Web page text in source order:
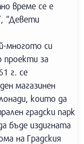
време се е
“Девети
многото си
проекти за
г. се
магазинен
които да
градски парк
бъде издигната
на Градския